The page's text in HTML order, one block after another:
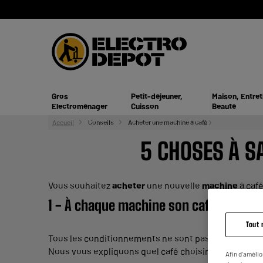
Gros
Electroménager
Petit-déjeuner,
Cuisson
Maison,
Beauté
Accueil Conseils Acheter une machine à café
5 CHOSES À
Vous souhaitezacheter une nouvelle machine à
1 - À chaque machineson café
Tous les conditionnements ne sont pas compatibles
Nous vous expliquons quel café choisir avec quelle
Tout
Afin